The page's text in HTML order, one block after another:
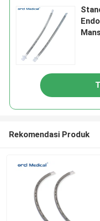
Rekomendasi Produk